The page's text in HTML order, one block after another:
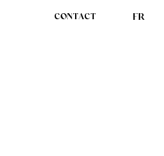
CONTACT FR